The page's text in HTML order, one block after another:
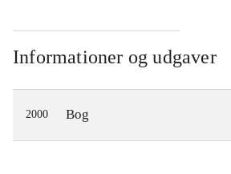
Informationer og udgaver
2000 Bog